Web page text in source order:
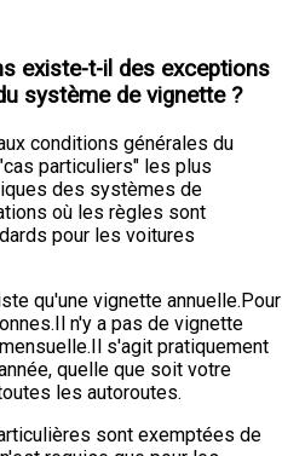
existe-t-il des exceptions
système de vignette ?
conditions générales du
particuliers" les plus
des systèmes de
où les règles sont
pour les voitures
qu'une vignette annuelle.Pour
n'y a pas de vignette
s'agit pratiquement
quelle que soit votre
les autoroutes.
sont exemptées de